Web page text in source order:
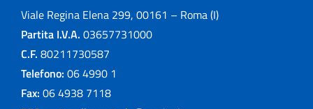
Viale Regina Elena 299, 00161 – Roma (I)
Partita I.V.A. 03657731000
C.F. 80211730587
Telefono: 06 4990 1
Fax: 06 4938 7118